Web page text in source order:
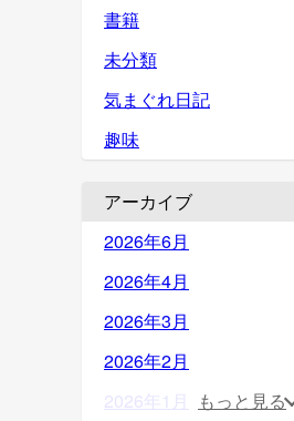
書籍
未分類
気まぐれ日記
趣味
アーカイブ
2026年6月
2026年4月
2026年3月
2026年2月
2026年1月
もっと見る